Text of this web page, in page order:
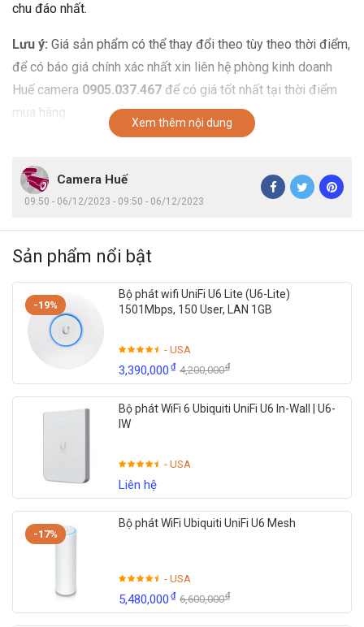
chu đáo nhất.
Lưu ý: Giá sản phẩm có thể thay đổi theo tùy theo thời điểm,
để có báo giá chính xác nhất xin liên hệ phòng kinh doanh
Huế camera 0905.037.467 để có giá tốt nhất tại thời điểm
mua hàng.
Xem thêm nội dung
Camera Huế
09:50 - 06/12/2023 - 09:50 - 06/12/2023
Sản phẩm nổi bật
-19%
Bộ phát wifi UniFi U6 Lite (U6-Lite)
1501Mbps, 150 User, LAN 1GB
- USA
3,390,000₫ 4,200,000₫
Bộ phát WiFi 6 Ubiquiti UniFi U6 In-Wall | U6-
IW
- USA
Liên hệ
-17%
Bộ phát WiFi Ubiquiti UniFi U6 Mesh
- USA
5,480,000₫ 6,600,000₫